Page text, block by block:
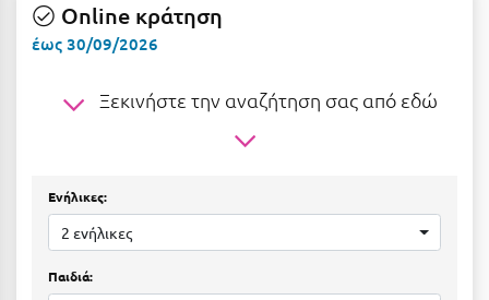
Θεσσαλονίκη
Ικαρία
Ιωάννινα
Online κράτηση
έως 30/09/2026
Ξεκινήστε την αναζήτηση σας από εδώ
Ενήλικες:
2 ενήλικες
Παιδιά: